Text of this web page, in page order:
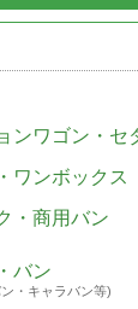
ンワゴン・セ
ワンボックス
・商用バン
バン
・キャラバン等)